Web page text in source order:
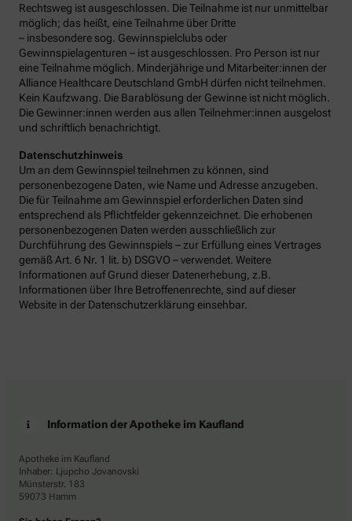
Rechtsweg ist ausgeschlossen. Die Teilnahme ist nur unmittelbar
möglich; das heißt, eine Teilnahme über Dritte
– insbesondere sog. Gewinnspielclubs oder
Gewinnspielagenturen – ist ausgeschlossen. Pro Person ist nur
eine Teilnahme möglich. Minderjährige und Mitarbeiter:innen der
Alliance Healthcare Deutschland GmbH dürfen nicht teilnehmen.
Kein Kaufzwang. Die Barablösung der Gewinne ist nicht möglich.
Die Gewinner:innen werden aus allen Teilnehmer:innen ausgelost
und schriftlich benachrichtigt.
Datenschutzhinweis
Um an dem Gewinnspiel teilnehmen zu können, sind
personenbezogene Daten, wie Name und Adresse anzugeben.
Die für Teilnahme am Gewinnspiel erforderlichen Daten sind
entsprechend als Pflichtfelder gekennzeichnet. Die erhobenen
personenbezogenen Daten werden ausschließlich zur
Durchführung des Gewinnspiels – zur Erfüllung eines Vertrages
gemäß Art. 6 Nr. 1 lit. b) DSGVO – verwendet. Weitere
Informationen auf Grund dieser Datenerhebung, z.B.
Informationen über Ihre Betroffenenrechte, sind auf dieser
Website in der Datenschutzerklärung einsehbar.
Information der Apotheke im Kaufland
Apotheke im Kaufland
Inhaber: Ljupcho Jovanovski
Münsterstr. 183
59073 Hamm